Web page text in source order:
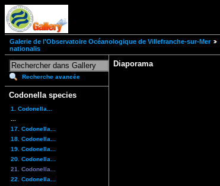
Galerie de l'Observatoire Océanologique de Villefranche-sur-Mer
nationalis
Recherche avancée
Codonella species
1. Codonella...
17. Codonella...
18. Codonella...
19. Codonella...
20. Codonella...
21. Codonella...
22. Codonella...
Diaporama